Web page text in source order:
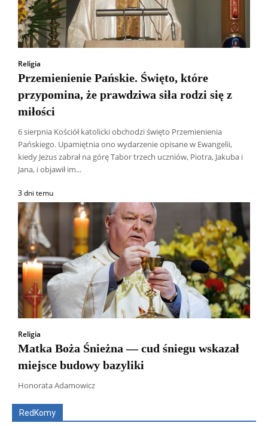
Religia
Przemienienie Pańskie. Święto, które
przypomina, że prawdziwa siła rodzi się z
miłości
6 sierpnia Kościół katolicki obchodzi święto Przemienienia
Pańskiego. Upamiętnia ono wydarzenie opisane w Ewangelii,
kiedy Jezus zabrał na górę Tabor trzech uczniów, Piotra, Jakuba i
Jana, i objawił im...
3 dni temu
Religia
Matka Boża Śnieżna — cud śniegu wskazał
miejsce budowy bazyliki
Honorata Adamowicz
RedKomy
Wszyscy Aleksander Borowik
ks. Jarosław Wąsowicz SDB